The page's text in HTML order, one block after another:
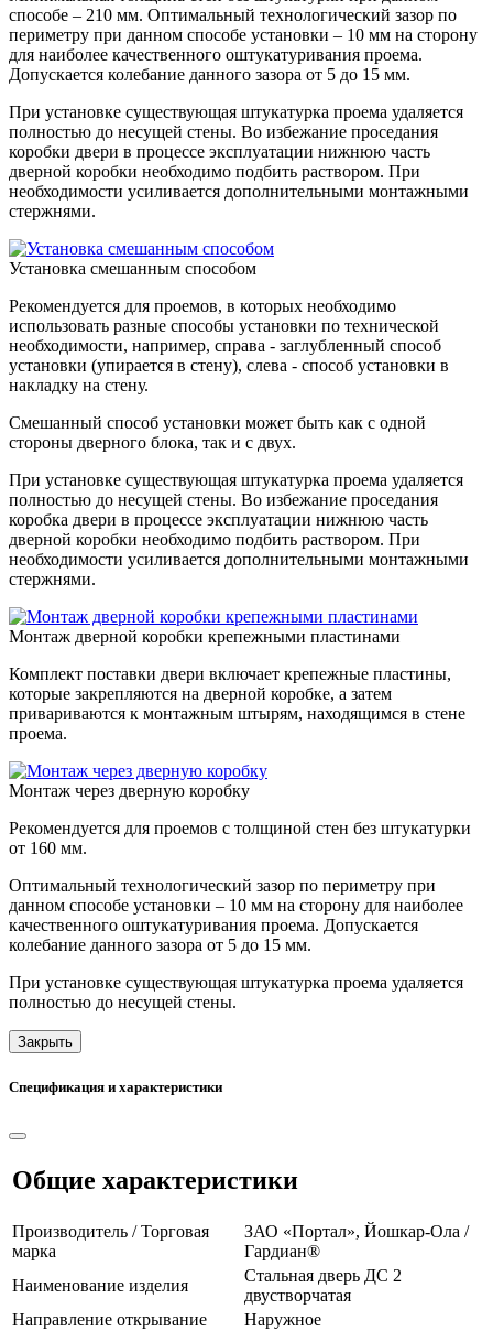
способе – 210 мм. Оптимальный технологический зазор по
периметру при данном способе установки – 10 мм на сторону
для наиболее качественного оштукатуривания проема.
Допускается колебание данного зазора от 5 до 15 мм.
При установке существующая штукатурка проема удаляется
полностью до несущей стены. Во избежание проседания
коробки двери в процессе эксплуатации нижнюю часть
дверной коробки необходимо подбить раствором. При
необходимости усиливается дополнительными монтажными
стержнями.
Установка смешанным способом
Рекомендуется для проемов, в которых необходимо
использовать разные способы установки по технической
необходимости, например, справа - заглубленный способ
установки (упирается в стену), слева - способ установки в
накладку на стену.
Смешанный способ установки может быть как с одной
стороны дверного блока, так и с двух.
При установке существующая штукатурка проема удаляется
полностью до несущей стены. Во избежание проседания
коробка двери в процессе эксплуатации нижнюю часть
дверной коробки необходимо подбить раствором. При
необходимости усиливается дополнительными монтажными
стержнями.
Монтаж дверной коробки крепежными пластинами
Комплект поставки двери включает крепежные пластины,
которые закрепляются на дверной коробке, а затем
привариваются к монтажным штырям, находящимся в стене
проема.
Монтаж через дверную коробку
Рекомендуется для проемов с толщиной стен без штукатурки
от 160 мм.
Оптимальный технологический зазор по периметру при
данном способе установки – 10 мм на сторону для наиболее
качественного оштукатуривания проема. Допускается
колебание данного зазора от 5 до 15 мм.
При установке существующая штукатурка проема удаляется
полностью до несущей стены.
Закрыть
Спецификация и характеристики
Общие характеристики
Производитель / Торговая
марка
ЗАО «Портал», Йошкар-Ола /
Гардиан®
Наименование изделия
Стальная дверь ДС 2
двустворчатая
Направление открывание
Наружное